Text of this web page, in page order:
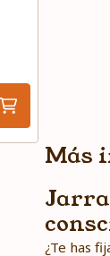
Más
¿Te has